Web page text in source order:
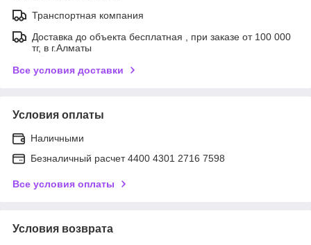
Транспортная компания
Доставка до объекта бесплатная , при заказе от 100 000
тг, в г.Алматы
Все условия доставки
Условия оплаты
Наличными
Безналичный расчет 4400 4301 2716 7598
Все условия оплаты
Условия возврата